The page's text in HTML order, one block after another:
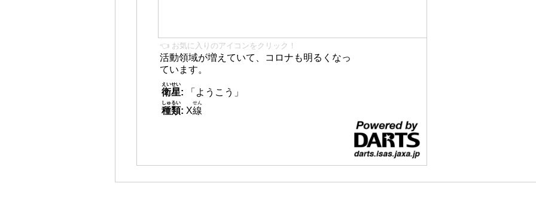
👈 お気に入りのアイコンをクリック！
活動領域が増えていて、コロナも明るくなっ
ています。
衛星
えいせい
:
「ようこう」
種類
しゅるい
: X線
せん